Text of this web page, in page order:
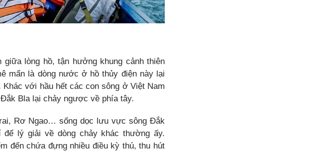
giữa lòng hồ, tận hưởng khung cảnh thiên
mẩn là dòng nước ở hồ thủy điện này lại
với hầu hết các con sông ở Việt Nam
Bla lại chảy ngược về phía tây.
Rơ Ngao… sống dọc lưu vực sông Đắk
để lý giải về dòng chảy khác thường ấy.
đến chứa đựng nhiều điều kỳ thú, thu hút